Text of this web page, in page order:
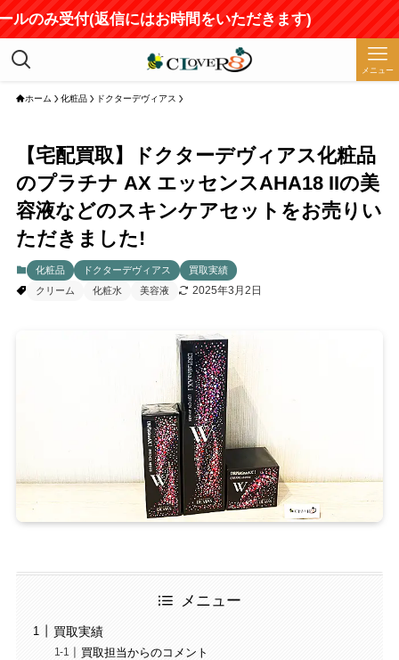
み受付(返信にはお時間をいただきます)
メニュー
ホーム 化粧品 ドクターデヴィアス
【宅配買取】ドクターデヴィアス化粧品
のプラチナ AX エッセンスAHA18 IIの美
容液などのスキンケアセットをお売りい
ただきました!
化粧品 ドクターデヴィアス
買取実績
クリーム
化粧水 美容液 2025年3月2日
メニュー
買取実績
買取担当からのコメント